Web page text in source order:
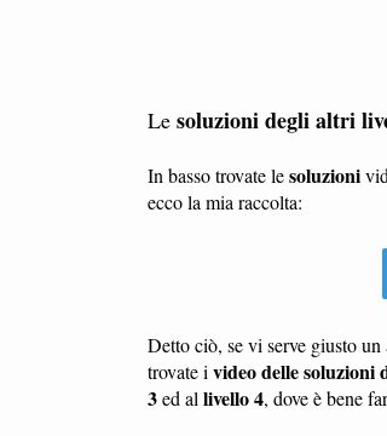
Le soluzioni degli altri
In basso trovate lesoluzioni
ecco la mia raccolta:
Detto ciò, se vi serve giusto
trovate i video delle soluzioni
3ed al livello 4, dove è bene